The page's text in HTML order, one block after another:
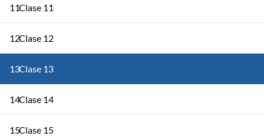
11Clase 11
12Clase 12
13Clase 13
14Clase 14
15Clase 15